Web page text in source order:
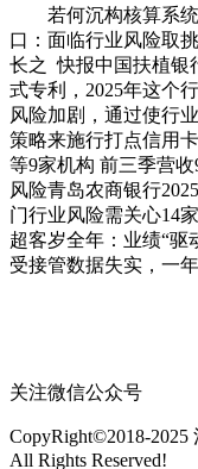
若何沉构核算系统
口：面临行业风险取
长之 快报中国扶植银
式专利，2025年这个
风险加剧，通过使行
策略来施行打点信用
等9家机构 前三季营
风险青岛农商银行
门行业风险需关心14
超客岁全年：业绩“驱
受接管数据失实，一
关注微信公众号
CopyRight©2018-
All Rights Reserved!